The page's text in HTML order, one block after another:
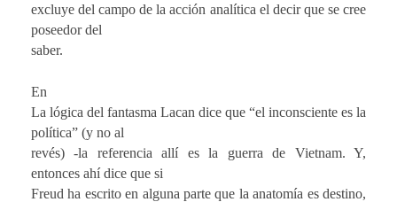
excluye del campo de la acción analítica el decir que se cree
poseedor del
saber.
En
La lógica del fantasma Lacan dice que “el inconsciente es la
política” (y no al
revés) -la referencia allí es la guerra de Vietnam. Y,
entonces ahí dice que si
Freud ha escrito en alguna parte que la anatomía es destino,